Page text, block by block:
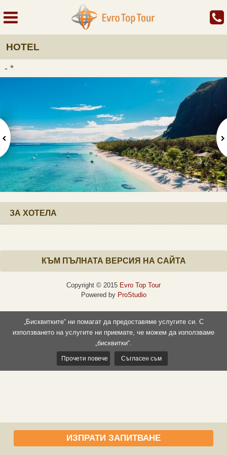
HOTEL
- *
ЗА ХОТЕЛА
ИЗПРАТИ ЗАПИТВАНЕ
КЪМ ПЪЛНАТА ВЕРСИЯ НА САЙТА
Copyright © 2015 Evro Top Tour
Powered by ProStudio
„Бисквитките“ ни помагат да предоставяме услугите си. С
използването на услугите ни приемате, че можем да използваме
„бисквитки“.
Прочети повече Съгласен съм